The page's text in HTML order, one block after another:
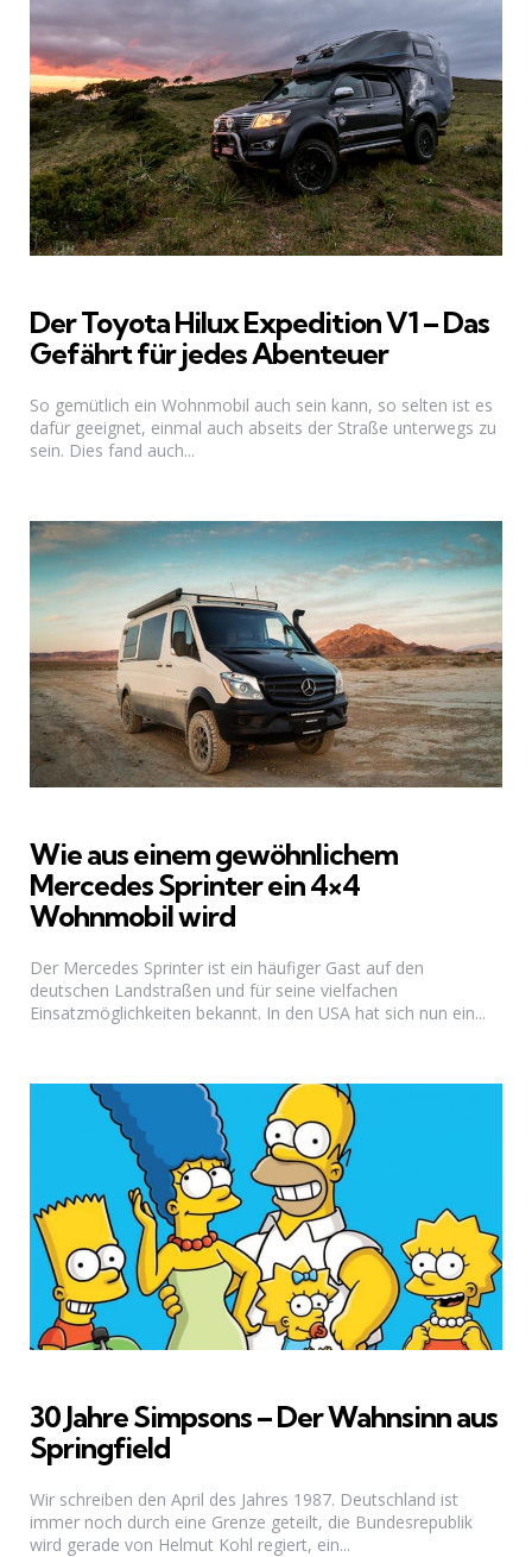
Der Toyota Hilux Expedition V1 – Das
Gefährt für jedes Abenteuer
So gemütlich ein Wohnmobil auch sein kann, so selten ist es
dafür geeignet, einmal auch abseits der Straße unterwegs zu
sein. Dies fand auch...
Wie aus einem gewöhnlichem
Mercedes Sprinter ein 4×4
Wohnmobil wird
Der Mercedes Sprinter ist ein häufiger Gast auf den
deutschen Landstraßen und für seine vielfachen
Einsatzmöglichkeiten bekannt. In den USA hat sich nun ein...
30 Jahre Simpsons – Der Wahnsinn aus
Springfield
Wir schreiben den April des Jahres 1987. Deutschland ist
immer noch durch eine Grenze geteilt, die Bundesrepublik
wird gerade von Helmut Kohl regiert, ein...